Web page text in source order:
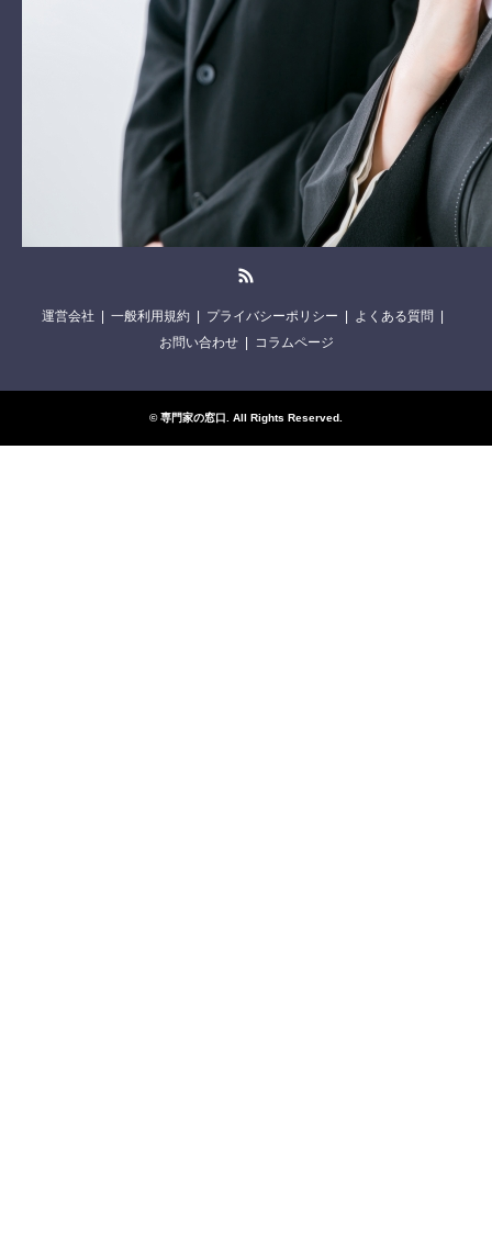
運営会社 一般利用規約 プライバシーポリシー
よくある質問
お問い合わせ
コラムページ
©専門家の窓口. All Rights Reserved.